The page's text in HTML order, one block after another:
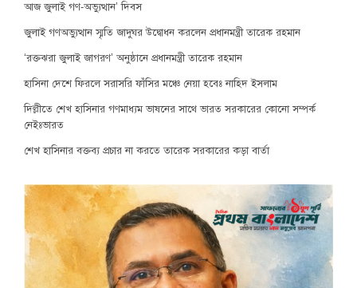
আজ জুলাই গণ-অভ্যুত্থান’ দিবস
জুলাই গণঅভ্যুত্থান স্মৃতি জাদুঘর উদ্বোধন করলেন প্রধানমন্ত্রী তারেক রহমান
‘রক্তঝরা জুলাই জাগরণ’ অনুষ্ঠানে প্রধানমন্ত্রী তারেক রহমান
হাসিনা দেশে ফিরলে সরাসরি ফাঁসির মঞ্চে নেয়া হবেঃ নাহিদ ইসলাম
দিল্লীতে শেখ হাসিনার গণমাধ্যম ভাষনের সাথে ভারত সরকারের কোনো সম্পর্ক
নেইঃভারত
শেখ হাসিনার বক্তব্য প্রচার না করতে তারেক সরকারের কড়া বার্তা